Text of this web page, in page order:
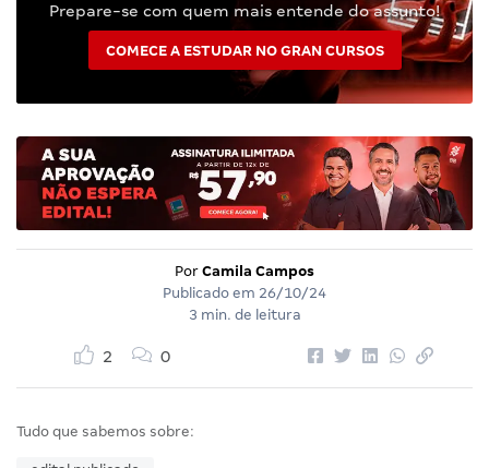
Prepare-se com quem mais entende do assunto!
COMECE A ESTUDAR NO GRAN CURSOS
Por Camila Campos
Publicado em 26/10/24
3 min. de leitura
2 0
Tudo que sabemos sobre: